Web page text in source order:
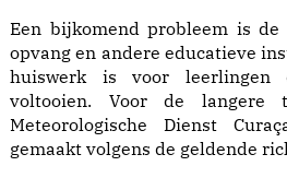
Een bijkomend probleem is de
opvang en andere educatieve
huiswerk is voor
voltooien. Voor de
Meteorologische Dienst
gemaakt volgens de geldende